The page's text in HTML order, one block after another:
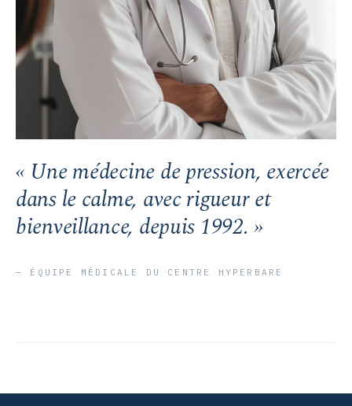
« Une médecine de pression, exercée
dans le calme, avec rigueur et
bienveillance, depuis 1992. »
— ÉQUIPE MÉDICALE DU CENTRE HYPERBARE